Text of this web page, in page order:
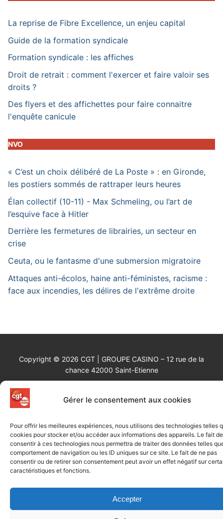
Gérer le consentement aux cookies
Pour offrir les meilleures expériences, nous utilisons des technologies telles
cookies pour stocker et/ou accéder aux informations des appareils. Le fait de
consentir à ces technologies nous permettra de traiter des données telles
comportement de navigation ou les ID uniques sur ce site. Le fait de ne pas
consentir ou de retirer son consentement peut avoir un effet négatif sur
caractéristiques et fonctions.
Accepter
La reprise de Fibre Excellence, un enjeu capital
Guide de la formation syndicale
Formation syndicale : les affiches
Droit de retrait : comment l'exercer et faire valoir ses
droits ?
Des flyers et des affichettes pour faire connaitre
l'enquête canicule
NVO
« C’est un choix délibéré de La Poste » : en Gironde,
les postiers sommés de rattraper leurs heures
Élan collectif (10-11) - Max Schmeling, ou l’art de
l’esquive face à Hitler
Derrière les fermetures de librairies, un secteur en
crise
Ceuta, ou le fantasme d'une submersion migratoire
Attaques anti-écolos, haine anti-féministes, racisme :
face aux incendies, les délires de l'extrême droite
Copyright © 2026 CGT | GROUPE CASINO – 12 rue de la
chance 42000 Saint-Etienne
Intranet/Extranet/Admin